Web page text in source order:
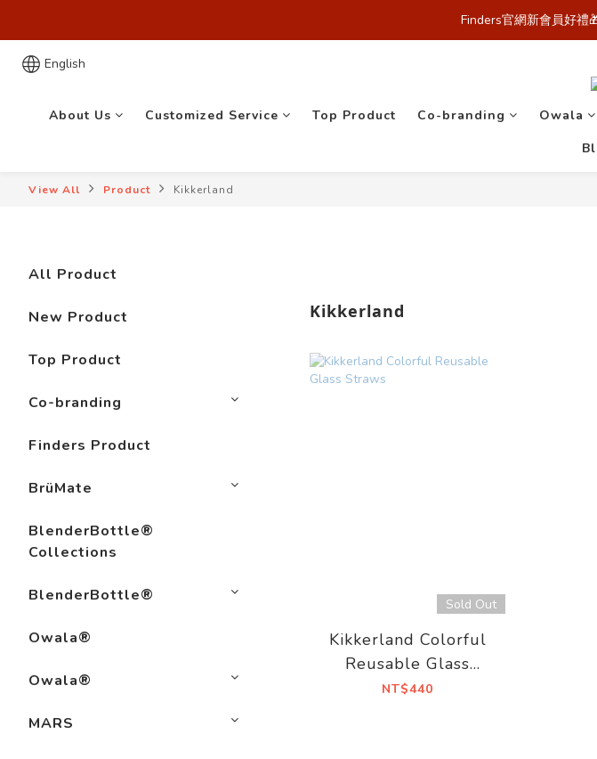
歡迎來到 Finders🎉【Blender Bottle x
Finders官網新會員好
English
About Us Customized Service Top Product Co-branding Owala
View All Product Kikkerland
All Product
New Product
Top Product
Co-branding
Finders Product
BrüMate
BlenderBottle®
Collections
BlenderBottle®
Owala®
Owala®
MARS
Kikkerland
Sold Out
Kikkerland Colorful
Reusable Glass
Straws
NT$440